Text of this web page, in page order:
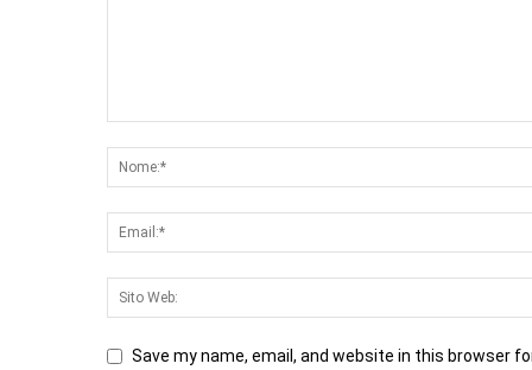
Save my name, email, and website in this browser